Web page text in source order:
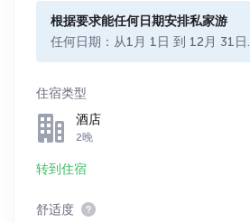
根据要求能任何日期安排私家游
任何日期：从1月 1日 到 12月 31日.
住宿类型
酒店
2晚
转到住宿
舒适度